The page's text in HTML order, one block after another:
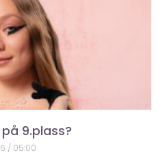
9.plass?
05:00